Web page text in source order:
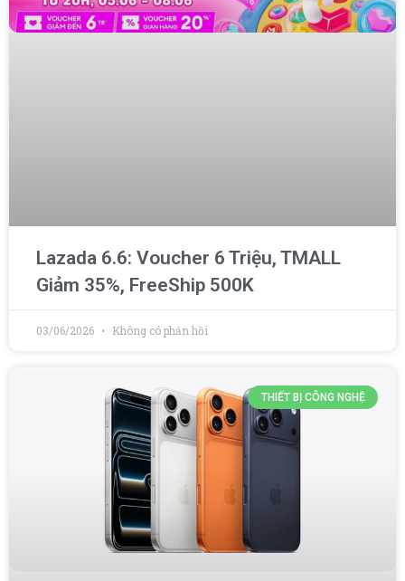
Lazada 6.6: Voucher 6 Triệu, TMALL
Giảm 35%, FreeShip 500K
03/06/2026 Không có phản hồi
THIẾT BỊ CÔNG NGHỆ